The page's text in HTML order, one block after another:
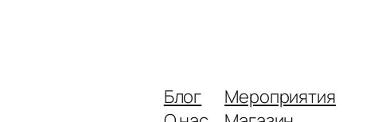
Блог
Мероприятия